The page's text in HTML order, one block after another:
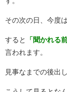
その次の日、今度
すると 「聞かれる
言われます。
見事なまでの後出